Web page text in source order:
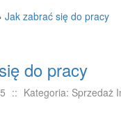
Jak zabrać się do pracy
do pracy
:: Kategoria: Sprzedaż